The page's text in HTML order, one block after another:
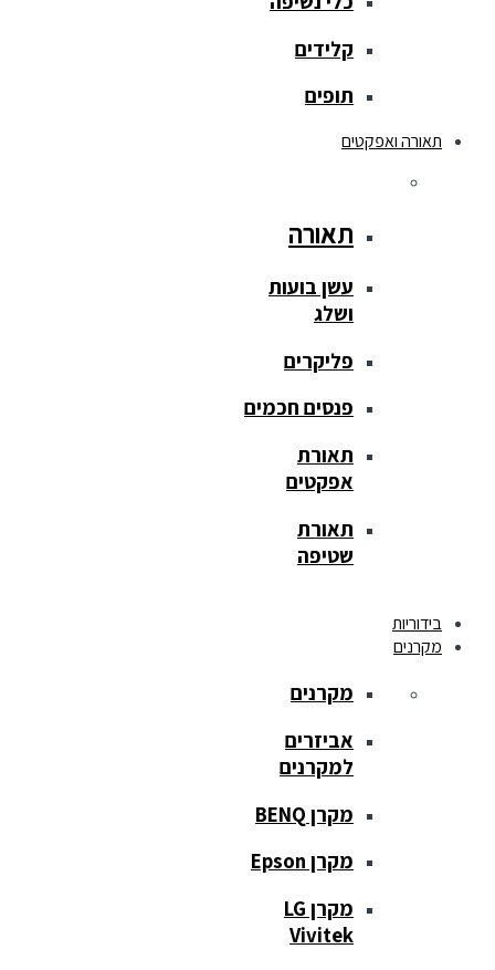
קלידים
תופים
תאורה ואפקטים
תאורה
עשן בועות
ושלג
פליקרים
פנסים חכמים
תאורת
אפקטים
תאורת
שטיפה
בידוריות
מקרנים
מקרנים
אביזרים
למקרנים
מקרן BENQ
מקרן Epson
מקרן LG
Vivitek